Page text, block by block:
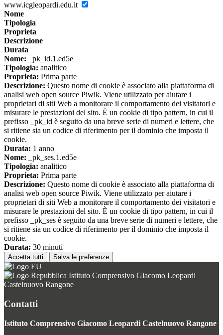
www.icgleopardi.edu.it
Nome
Tipologia
Proprieta
Descrizione
Durata
Nome: _pk_id.1.ed5e
Tipologia: analitico
Proprieta: Prima parte
Descrizione: Questo nome di cookie è associato alla piattaforma di
analisi web open source Piwik. Viene utilizzato per aiutare i
proprietari di siti Web a monitorare il comportamento dei visitatori e
misurare le prestazioni del sito. È un cookie di tipo pattern, in cui il
prefisso _pk_id è seguito da una breve serie di numeri e lettere, che
si ritiene sia un codice di riferimento per il dominio che imposta il
cookie.
Durata: 1 anno
Nome: _pk_ses.1.ed5e
Tipologia: analitico
Proprieta: Prima parte
Descrizione: Questo nome di cookie è associato alla piattaforma di
analisi web open source Piwik. Viene utilizzato per aiutare i
proprietari di siti Web a monitorare il comportamento dei visitatori e
misurare le prestazioni del sito. È un cookie di tipo pattern, in cui il
prefisso _pk_ses è seguito da una breve serie di numeri e lettere, che
si ritiene sia un codice di riferimento per il dominio che imposta il
cookie.
Durata: 30 minuti
Accetta tutti Salva le preferenze
Istituto Comprensivo Giacomo Leopardi
Castelnuovo Rangone
Contatti
Istituto Comprensivo Giacomo Leopardi Castelnuovo Rangone